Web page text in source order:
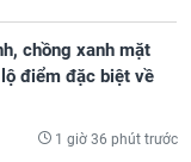
chồng xanh mặt
điểm đặc biệt về
1 giờ 36 phút trước